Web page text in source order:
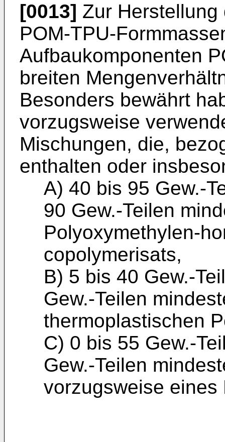
[0013] Zur
POM-TPU-
Aufbaukomponenten
breiten
Besonders bewährt
vorzugsweise
Mischungen, die,
enthalten oder
A) 40 bis 95 Gew.-
90 Gew.-Teilen
Polyoxymethylen-
copolymerisats,
B) 5 bis 40 Gew.-
Gew.-Teilen
thermoplastischen
C) 0 bis 55 Gew.-
Gew.-Teilen
vorzugsweise